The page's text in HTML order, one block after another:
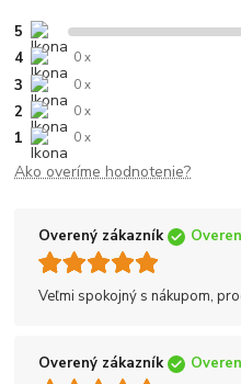
5
4 0 x
3 0 x
2 0 x
1 0 x
Ako overíme hodnotenie?
Overený zákazník
Veľmi spokojný s nákupom,
Overený zákazník